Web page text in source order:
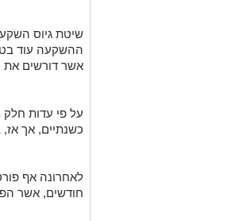
שיטת גיוס
ההשקעה עוד
אשר דורשים את
על פי עדות
כשנתיים, אך
לאחרונה אף
חודשים, אשר